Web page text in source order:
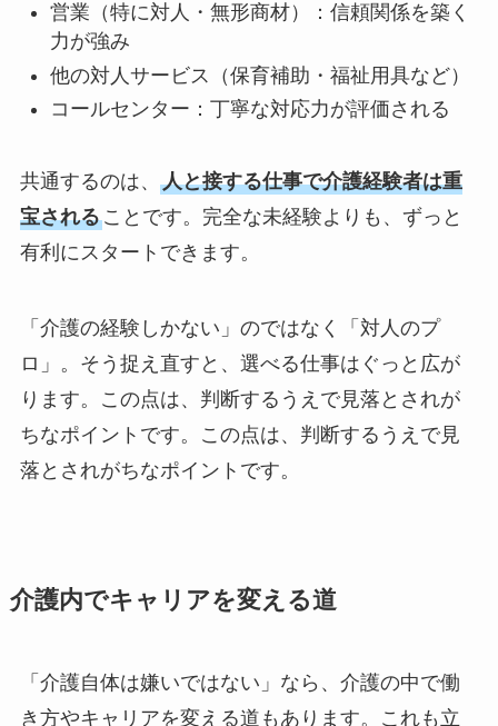
営業（特に対人・無形商材）：信頼関係を築く
力が強み
他の対人サービス（保育補助・福祉用具など）
コールセンター：丁寧な対応力が評価される
共通するのは、 人と接する仕事で介護経験者は重
宝されることです。完全な未経験よりも、ずっと
有利にスタートできます。
「介護の経験しかない」のではなく「対人のプ
ロ」。そう捉え直すと、選べる仕事はぐっと広が
ります。この点は、判断するうえで見落とされが
ちなポイントです。この点は、判断するうえで見
落とされがちなポイントです。
介護内でキャリアを変える道
「介護自体は嫌いではない」なら、介護の中で働
き方やキャリアを変える道もあります。これも立